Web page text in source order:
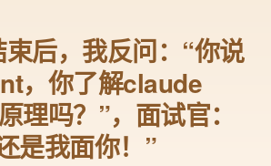
后，我反问：“你说
，你了解claude
理吗？”，面试官：
是我面你！”